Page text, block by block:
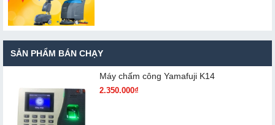
SẢN PHẨM BÁN CHẠY
Máy chấm cô​ng Yamafuji K14
2.350.000₫